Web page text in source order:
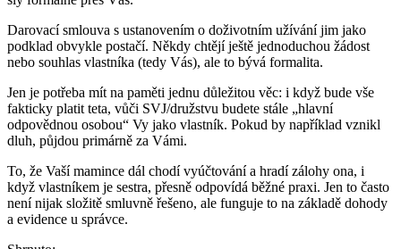
Darovací smlouva s ustanovením o doživotním užívání jim jako
podklad obvykle postačí. Někdy chtějí ještě jednoduchou žádost
nebo souhlas vlastníka (tedy Vás), ale to bývá formalita.
Jen je potřeba mít na paměti jednu důležitou věc: i když bude vše
fakticky platit teta, vůči SVJ/družstvu budete stále „hlavní
odpovědnou osobou“ Vy jako vlastník. Pokud by například vznikl
dluh, půjdou primárně za Vámi.
To, že Vaší mamince dál chodí vyúčtování a hradí zálohy ona, i
když vlastníkem je sestra, přesně odpovídá běžné praxi. Jen to často
není nijak složitě smluvně řešeno, ale funguje to na základě dohody
a evidence u správce.